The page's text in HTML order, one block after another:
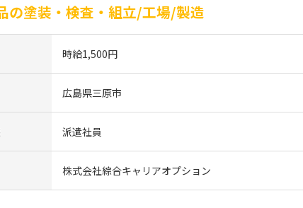
の塗装・検査・組立/工場/製造
時給1,500円
広島県三原市
派遣社員
株式会社綜合キャリアオプション